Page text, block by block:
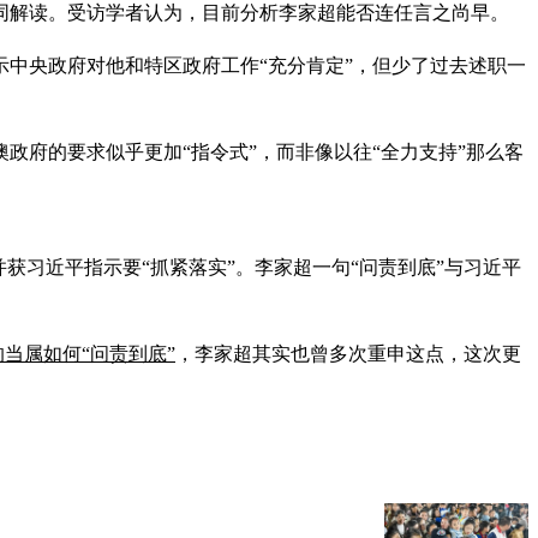
读。受访学者认为，目前分析李家超能否连任言之尚早。
央政府对他和特区政府工作“充分肯定”，但少了过去述职一
府的要求似乎更加“指令式”，而非像以往“全力支持”那么客
习近平指示要“抓紧落实”。李家超一句“问责到底”与习近平
属如何“问责到底” ，李家超其实也曾多次重申这点，这次更